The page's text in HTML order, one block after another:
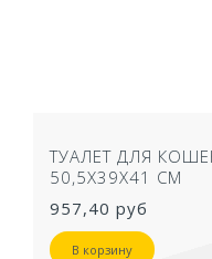
ТУАЛЕТ ДЛЯ
50,5Х39Х41 СМ
957,40 руб
В корзину